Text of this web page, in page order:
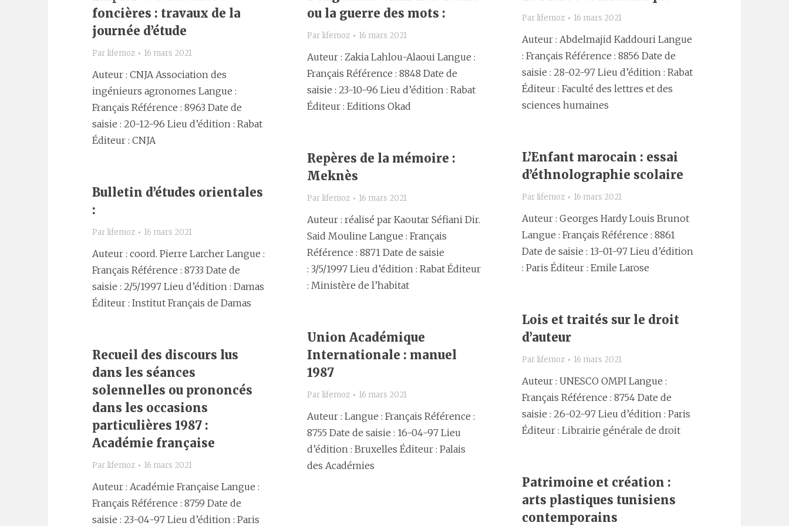
foncières : travaux de la
journée d’étude
Par lifemoz 16 mars 2021
Auteur : CNJA Association des
ingénieurs agronomes Langue :
Français Référence : 8963 Date de
saisie : 20-12-96 Lieu d’édition : Rabat
Éditeur : CNJA
ou la guerre des mots :
Par lifemoz 16 mars 2021
Auteur : Zakia Lahlou-Alaoui Langue :
Français Référence : 8848 Date de
saisie : 23-10-96 Lieu d’édition : Rabat
Éditeur : Editions Okad
Par lifemoz 16 mars 2021
Auteur : Abdelmajid Kaddouri Langue
: Français Référence : 8856 Date de
saisie : 28-02-97 Lieu d’édition : Rabat
Éditeur : Faculté des lettres et des
sciences humaines
L’Enfant marocain : essai
d’éthnolographie scolaire
Par lifemoz 16 mars 2021
Auteur : Georges Hardy Louis Brunot
Langue : Français Référence : 8861
Date de saisie : 13-01-97 Lieu d’édition
: Paris Éditeur : Emile Larose
Repères de la mémoire :
Meknès
Par lifemoz 16 mars 2021
Auteur : réalisé par Kaoutar Séfiani Dir.
Said Mouline Langue : Français
Référence : 8871 Date de saisie
: 3/5/1997 Lieu d’édition : Rabat Éditeur
: Ministère de l’habitat
Bulletin d’études orientales
:
Par lifemoz 16 mars 2021
Auteur : coord. Pierre Larcher Langue :
Français Référence : 8733 Date de
saisie : 2/5/1997 Lieu d’édition : Damas
Éditeur : Institut Français de Damas
Lois et traités sur le droit
d’auteur
Par lifemoz 16 mars 2021
Auteur : UNESCO OMPI Langue :
Français Référence : 8754 Date de
saisie : 26-02-97 Lieu d’édition : Paris
Éditeur : Librairie générale de droit
Union Académique
Internationale : manuel
1987
Par lifemoz 16 mars 2021
Auteur : Langue : Français Référence :
8755 Date de saisie : 16-04-97 Lieu
d’édition : Bruxelles Éditeur : Palais
des Académies
Recueil des discours lus
dans les séances
solennelles ou prononcés
dans les occasions
particulières 1987 :
Académie française
Par lifemoz 16 mars 2021
Auteur : Académie Française Langue :
Français Référence : 8759 Date de
saisie : 23-04-97 Lieu d’édition : Paris
Patrimoine et création :
arts plastiques tunisiens
contemporains